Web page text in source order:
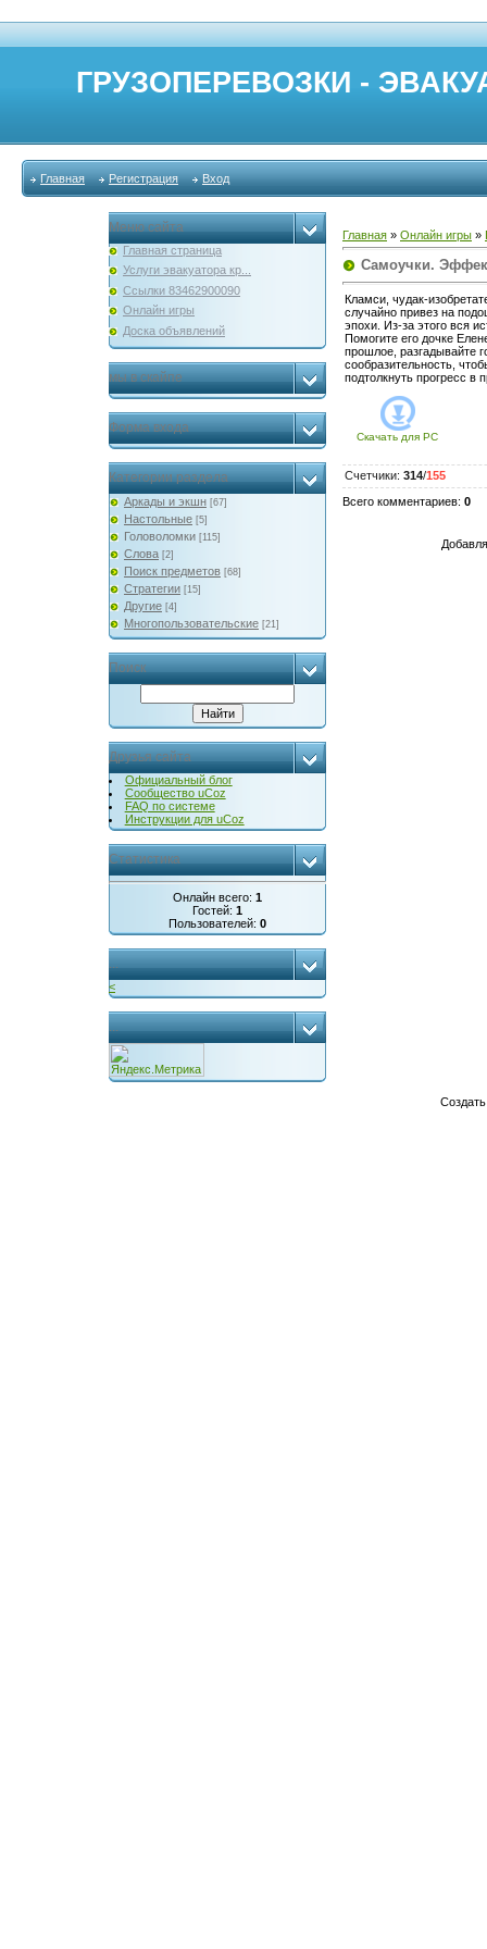
ГРУЗОПЕРЕВОЗКИ -
Главная Регистрация Вход
Меню сайта
Главная страница
Услуги эвакуатора кр...
Ссылки 83462900090
Онлайн игры
Доска объявлений
мы в скайпе
Форма входа
Категории раздела
Аркады и экшн [67]
Настольные [5]
Головоломки [115]
Слова [2]
Поиск предметов [68]
Стратегии [15]
Другие [4]
Многопользовательские [21]
Поиск
Друзья сайта
Официальный блог
Сообщество uCoz
FAQ по системе
Инструкции для uCoz
Статистика
Онлайн всего: 1
Гостей: 1
Пользователей: 0
...
<
...
Главная » Онлайн игры »
Самоучки.
Кламси, чудак-
случайно привез на
эпохи. Из-за этого вся
Помогите его дочке
прошлое, разгадывайте
сообразительность,
подтолкнуть прогресс в
Скачать для PC
Счетчики: 314/155
Всего комментариев: 0